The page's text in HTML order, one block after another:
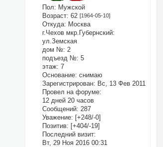
Пол: Мужской
Возраст: 62 [1964-05-10]
Откуда: Москва
г.Чехов мкр.Губернский:
ул.Земская
дом №: 2
подъезд №: 5
этаж: 7
Основание: снимаю
Зарегистрирован: Вс, 13 Фев 2011
Провел на форуме:
12 дней 20 часов
Сообщений: 287
Уважение: [+248/-0]
Позитив: [+404/-19]
Последний визит:
Вт, 29 Ноя 2016 00:31